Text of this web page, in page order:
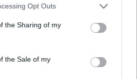
app uses one or more Google
usage behaviour. You may click to
Google and its third-party tags to
specified purposes in below Google
Opt Outs
the Sharing of my
the Sale of my